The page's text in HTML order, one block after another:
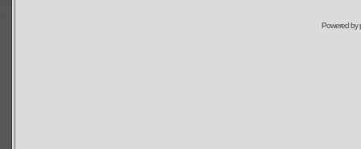
Powered by